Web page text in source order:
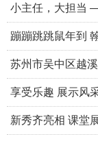
行”主题党日活动
小主任，大担当
经验分享会
蹦蹦跳跳鼠年到
苏州市吴中区越
钢笔字考核活动
享受乐趣 展示风
春趣味运动会
新秀齐亮相 课堂